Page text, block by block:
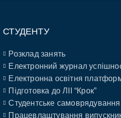
СТУДЕНТУ
Розклад занять
Електронний журнал
Електронна освітня
Підготовка до ЛІІ “Крок”
Студентське самоврядування
Працевлаштування